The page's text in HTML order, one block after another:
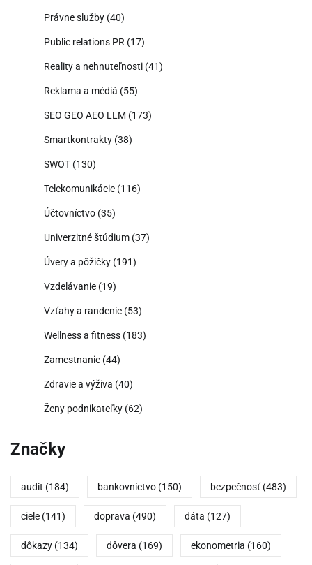
Právne služby (40)
Public relations PR (17)
Reality a nehnuteľnosti (41)
Reklama a médiá (55)
SEO GEO AEO LLM (173)
Smartkontrakty (38)
SWOT (130)
Telekomunikácie (116)
Účtovníctvo (35)
Univerzitné štúdium (37)
Úvery a pôžičky (191)
Vzdelávanie (19)
Vzťahy a randenie (53)
Wellness a fitness (183)
Zamestnanie (44)
Zdravie a výživa (40)
Ženy podnikateľky (62)
Značky
audit (184) bankovníctvo (150) bezpečnosť (483)
ciele (141) doprava (490) dáta (127)
dôkazy (134) dôvera (169) ekonometria (160)